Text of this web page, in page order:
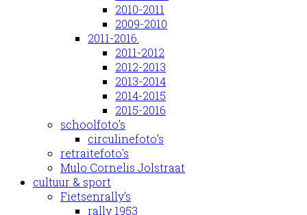
2010-2011
2009-2010
2011-2016.
2011-2012
2012-2013
2013-2014
2014-2015
2015-2016
schoolfoto's
circulinefoto's
retraitefoto's
Mulo Cornelis Jolstraat
cultuur & sport
Fietsenrally's
rally 1953